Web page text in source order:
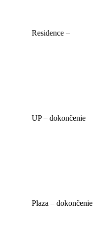
Residence –
UP – dokončenie
Plaza – dokončenie